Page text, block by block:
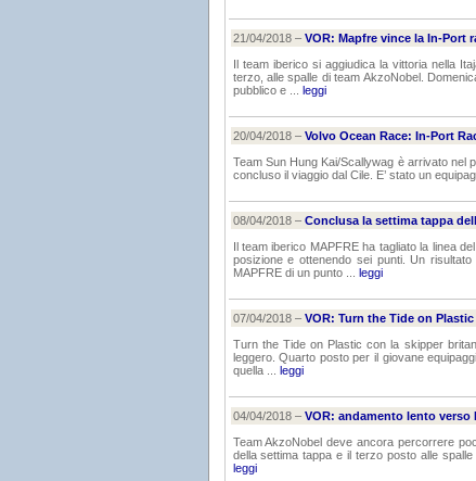
21/04/2018 – VOR: Mapfre vince la In-Port
Il team iberico si aggiudica la vittoria nella
terzo, alle spalle di team AkzoNobel.
pubblico e ... leggi
20/04/2018 – Volvo Ocean Race: In-Port
Team Sun Hung Kai/Scallywag è arrivato nel
concluso il viaggio dal Cile. E’ stato un
08/04/2018 – Conclusa la settima tappa
Il team iberico MAPFRE ha tagliato la linea
posizione e ottenendo sei punti. Un
MAPFRE di un punto ... leggi
07/04/2018 – VOR: Turn the Tide on
Turn the Tide on Plastic con la skipper
leggero. Quarto posto per il giovane
quella ... leggi
04/04/2018 – VOR: andamento lento verso
Team AkzoNobel deve ancora percorrere
della settima tappa e il terzo posto alle
leggi